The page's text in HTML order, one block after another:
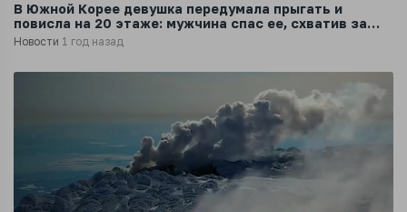
В Южной Корее девушка передумала прыгать и
повисла на 20 этаже: мужчина спас ее, схватив за
волосы
Новости 1 год назад